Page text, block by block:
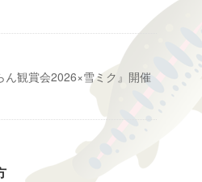
ん観賞会2026×雪ミク』開催